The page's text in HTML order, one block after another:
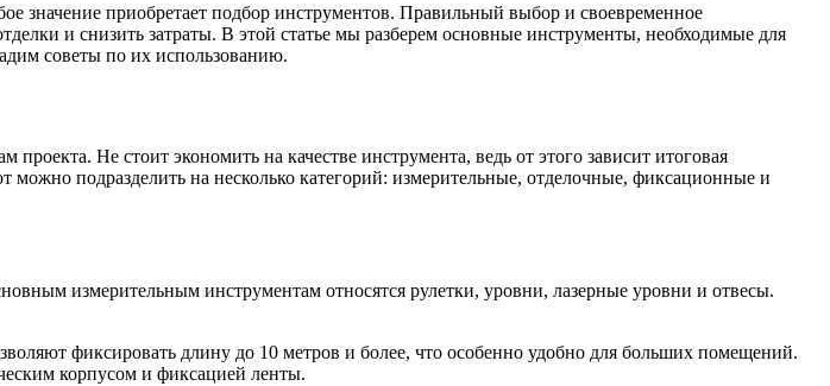
значение приобретает подбор инструментов. Правильный выбор и своевременное
и снизить затраты. В этой статье мы разберем основные инструменты, необходимые для
советы по их использованию.
Не стоит экономить на качестве инструмента, ведь от этого зависит итоговая
подразделить на несколько категорий: измерительные, отделочные, фиксационные и
измерительным инструментам относятся рулетки, уровни, лазерные уровни и отвесы.
фиксировать длину до 10 метров и более, что особенно удобно для больших помещений.
корпусом и фиксацией ленты.